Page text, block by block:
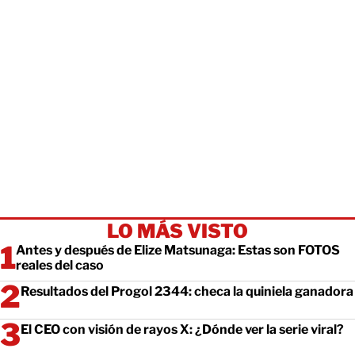
LO MÁS VISTO
Antes y después de Elize Matsunaga: Estas son FOTOS
reales del caso
Resultados del Progol 2344: checa la quiniela ganadora
El CEO con visión de rayos X: ¿Dónde ver la serie viral?